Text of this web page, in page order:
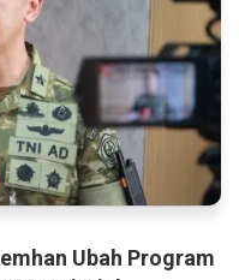
Ubah Program